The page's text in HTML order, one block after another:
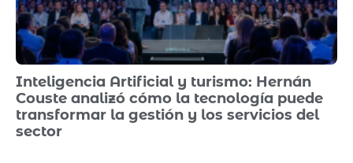
Inteligencia Artificial y turismo: Hernán
Couste analizó cómo la tecnología puede
transformar la gestión y los servicios del
sector